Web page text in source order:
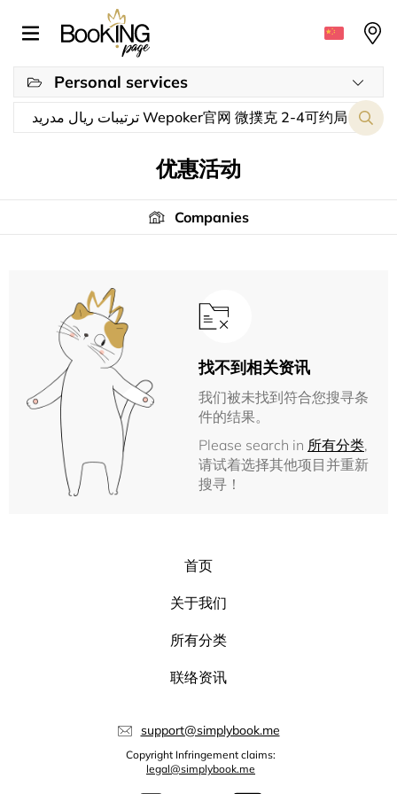
Personal services
优惠活动
Companies
找不到相关资讯
我们被未找到符合您搜寻条
件的结果。
Please search in 所有分类,
请试着选择其他项目并重新
搜寻！
首页
关于我们
所有分类
联络资讯
support@simplybook.me
Copyright Infringement claims:
legal@simplybook.me